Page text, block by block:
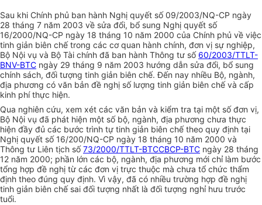
Sau khi Chính phủ ban hành Nghị quyết số 09/2003/NQ-CP ngày
28 tháng 7 năm 2003 về sửa đổi, bổ sung Nghị quyết số
16/2000/NQ-CP ngày 18 tháng 10 năm 2000 của Chính phủ về việc
tinh giản biên chế trong các cơ quan hành chính, đơn vị sự nghiệp,
Bộ Nội vụ và Bộ Tài chính đã ban hành Thông tư số 60/2003/TTLT-
BNV-BTC ngày 29 tháng 9 năm 2003 hướng dẫn sửa đổi, bổ sung
chính sách, đối tượng tinh giản biên chế. Đến nay nhiều Bộ, ngành,
địa phương có văn bản đề nghị số lượng tinh giản biên chế và cấp
kinh phí thực hiện.
Qua nghiên cứu, xem xét các văn bản và kiểm tra tại một số đơn vị,
Bộ Nội vụ đã phát hiện một số bộ, ngành, địa phương chưa thực
hiện đầy đủ các bước trình tự tinh giản biên chế theo quy định tại
Nghị quyết số 16/200/NQ-CP ngày 18 tháng 10 năm 2000 và
Thông tư Liên tịch số73/2000/TTLT-BTCCBCP-BTC ngày 28 tháng
12 năm 2000; phần lớn các bộ, ngành, địa phương mới chỉ làm bước
tổng hợp đề nghị từ các đơn vị trực thuộc mà chưa tổ chức thẩm
định theo đúng quy định. Vì vậy, đã có nhiều trường hợp đề nghị
tinh giản biên chế sai đối tượng nhất là đối tượng nghỉ hưu trước
tuổi.